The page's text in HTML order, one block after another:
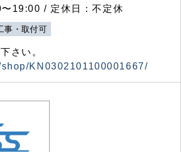
19:00 / 定休日：不定休
事・取付可
さい。
KN0302101100001667/